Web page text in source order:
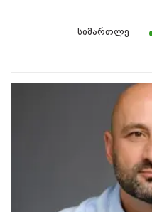
სიმართლე